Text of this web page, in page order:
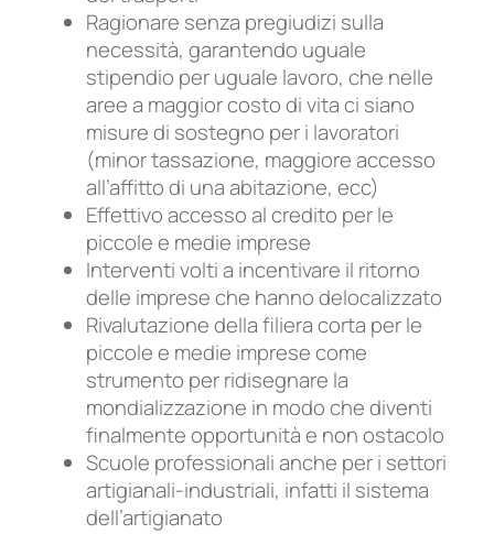
Ragionare senza pregiudizi sulla
necessità, garantendo uguale
stipendio per uguale lavoro, che nelle
aree a maggior costo di vita ci siano
misure di sostegno per i lavoratori
(minor tassazione, maggiore accesso
all’affitto di una abitazione, ecc)
Effettivo accesso al credito per le
piccole e medie imprese
Interventi volti a incentivare il ritorno
delle imprese che hanno delocalizzato
Rivalutazione della filiera corta per le
piccole e medie imprese come
strumento per ridisegnare la
mondializzazione in modo che diventi
finalmente opportunità e non ostacolo
Scuole professionali anche per i settori
artigianali-industriali, infatti il sistema
dell’artigianato